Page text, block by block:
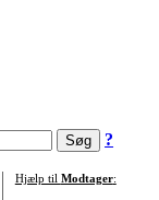
?
Hjælp til Modtager: